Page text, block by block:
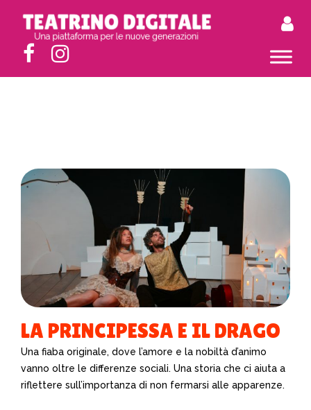
LA PRINCIPESSA E IL DRAGO
Una fiaba originale, dove l’amore e la nobiltà d’animo
vanno oltre le differenze sociali. Una storia che ci aiuta a
riflettere sull’importanza di non fermarsi alle apparenze.